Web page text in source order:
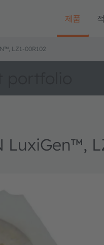
제품
LZ1-00R102
LuxiGen™,